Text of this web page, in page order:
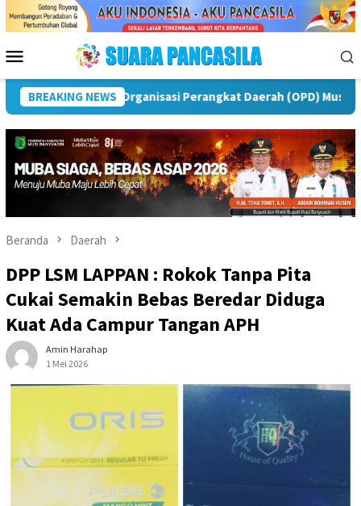
Menu
Mobile
BREAKING NEWS
Puncak Peringatan IPeKB Ke-19, Plt Bupati Rejang
Beranda Daerah
DPP LSM LAPPAN : Rokok Tanpa Pita
Cukai Semakin Bebas Beredar Diduga
Kuat Ada Campur Tangan APH
Amin Harahap
1 Mei 2026